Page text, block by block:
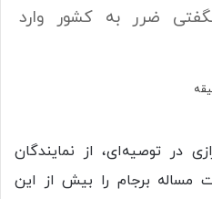
ضرر به کشور وارد
در توصیه‌ای، از نمایندگان
برجام را بیش از این